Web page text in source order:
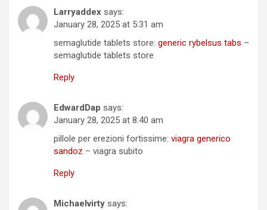
Larryaddex says:
January 28, 2025 at 5:31 am
semaglutide tablets store: generic rybelsus tabs –
semaglutide tablets store
Reply
EdwardDap says:
January 28, 2025 at 8:40 am
pillole per erezioni fortissime: viagra generico
sandoz – viagra subito
Reply
Michaelvirty says: